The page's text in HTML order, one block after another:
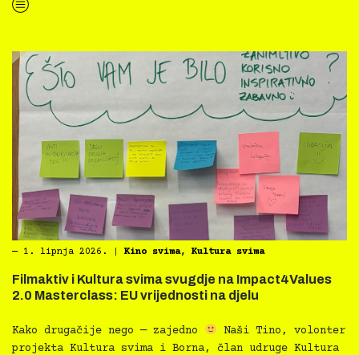
“Filmaktiv i Kultura svima svugdje na Slowmotionu u Opatiji”
― 1. lipnja 2026. Kino svima, Kultura svima
Filmaktiv i Kultura svima svugdje na Impact4Values
2.0 Masterclass: EU vrijednosti na djelu
Kako drugačije nego — zajedno
Naši Tino, volonter
projekta Kultura svima i Borna, član udruge Kultura